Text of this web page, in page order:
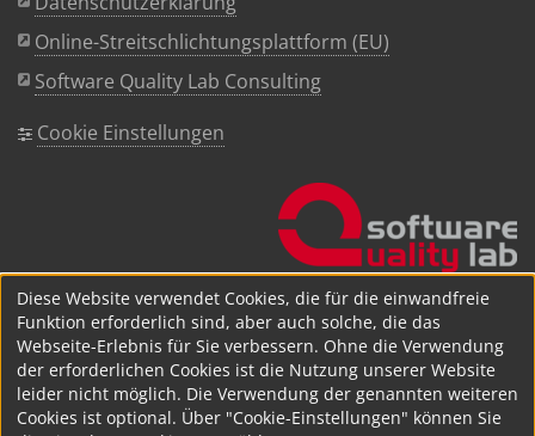
Online-Streitschlichtungsplattform (EU)
Software Quality Lab Consulting
Cookie Einstellungen
Diese Website verwendet Cookies, die für die einwandfreie
Funktion erforderlich sind, aber auch solche, die das
Webseite-Erlebnis für Sie verbessern. Ohne die Verwendung
der erforderlichen Cookies ist die Nutzung unserer Website
leider nicht möglich. Die Verwendung der genannten weiteren
Cookies ist optional. Über "Cookie-Einstellungen" können Sie